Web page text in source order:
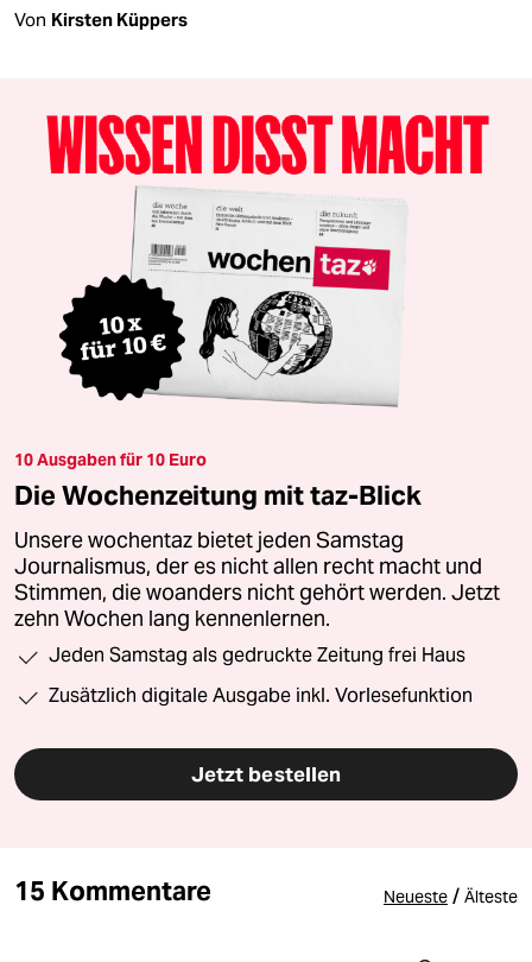
Von Kirsten Küppers
10 Ausgaben für 10 Euro
Die Wochenzeitung mit taz-Blick
Unsere wochentaz bietet jeden Samstag
Journalismus, der es nicht allen recht macht und
Stimmen, die woanders nicht gehört werden. Jetzt
zehn Wochen lang kennenlernen.
Jeden Samstag als gedruckte Zeitung frei Haus
Zusätzlich digitale Ausgabe inkl. Vorlesefunktion
Jetzt bestellen
15 Kommentare Neueste / Älteste